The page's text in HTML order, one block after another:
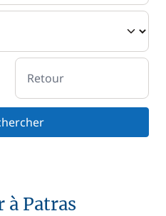
Retour
à Patras